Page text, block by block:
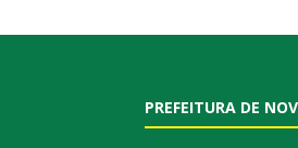
PREFEITURA DE